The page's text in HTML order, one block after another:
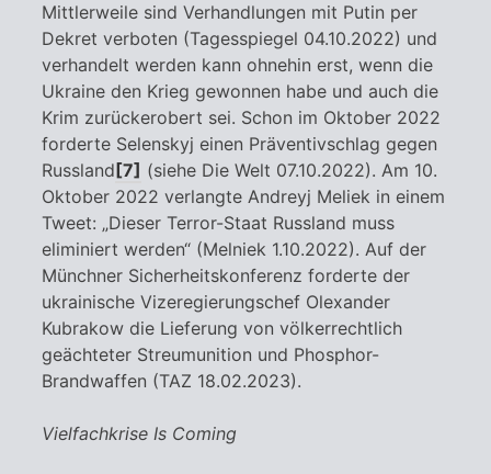
Mittlerweile sind Verhandlungen mit Putin per
Dekret verboten (Tagesspiegel 04.10.2022) und
verhandelt werden kann ohnehin erst, wenn die
Ukraine den Krieg gewonnen habe und auch die
Krim zurückerobert sei. Schon im Oktober 2022
forderte Selenskyj einen Präventivschlag gegen
Russland [7] (siehe Die Welt 07.10.2022). Am 10.
Oktober 2022 verlangte Andreyj Meliek in einem
Tweet: „Dieser Terror-Staat Russland muss
eliminiert werden“ (Melniek 1.10.2022). Auf der
Münchner Sicherheitskonferenz forderte der
ukrainische Vizeregierungschef Olexander
Kubrakow die Lieferung von völkerrechtlich
geächteter Streumunition und Phosphor-
Brandwaffen (TAZ 18.02.2023).
Vielfachkrise Is Coming